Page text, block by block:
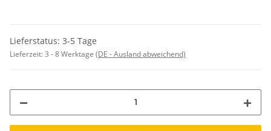
Lieferstatus: 3-5 Tage
Lieferzeit:3 - 8 Werktage (DE - Ausland abweichend)